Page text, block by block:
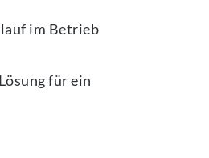
im Betrieb
für ein